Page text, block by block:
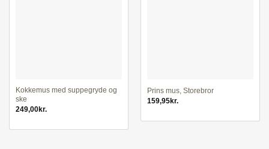
Kokkemus med suppegryde og
ske
249,00kr.
Prins mus, Storebror
159,95kr.